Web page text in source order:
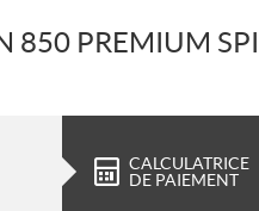
850 PREMIUM
CALCULATRICE
DE PAIEMENT